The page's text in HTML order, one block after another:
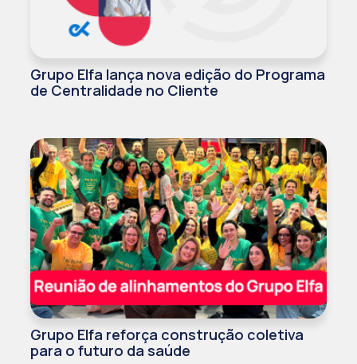
Grupo Elfa lança nova edição do Programa
de Centralidade no Cliente
Grupo Elfa reforça construção coletiva
para o futuro da saúde